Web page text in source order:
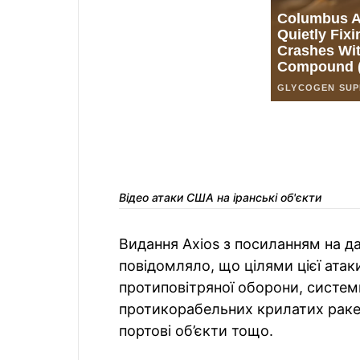
Відео атаки США на іранські об'єкти
Видання Axios з посиланням на
повідомляло, що цілями цієї
протиповітряної оборони,
протикорабельних крилатих
портові об’єкти тощо.